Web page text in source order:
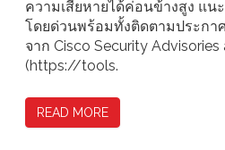
ความเสียหายได้ค่อนข้างสูง แน
โดยด่วนพร้อมทั้งติดตามประกา
จาก Cisco Security Advisories
(https://tools.
READ MORE